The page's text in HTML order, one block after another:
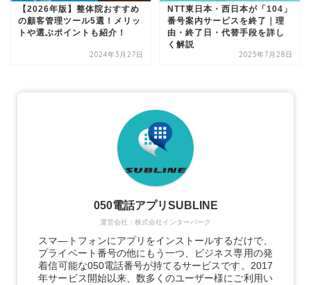
【2026年版】整体院おすすめ
の顧客管理ツール5選！メリッ
トや選ぶポイントも紹介！
2024年3月27日
NTT東日本・西日本が「104」
番号案内サービスを終了｜理
由・終了日・代替手段を詳し
く解説
2025年7月28日
運営会社：株式会社インターパーク
050電話アプリSUBLINE
スマ―トフォンにアプリをインストールするだけで、
プライベート番号の他にもう一つ、ビジネス専用の発
着信可能な050電話番号が持てるサービスです。2017
年サービス開始以来、数多くのユーザー様にご利用い